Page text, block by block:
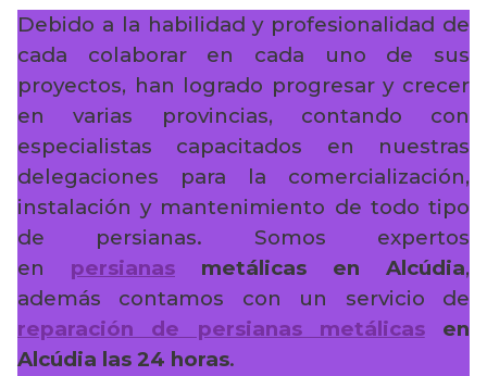
Debido a la habilidad y profesionalidad de
cada colaborar en cada uno de sus
proyectos, han logrado progresar y crecer
en varias provincias, contando con
especialistas capacitados en nuestras
delegaciones para la comercialización,
instalación y mantenimiento de todo tipo
de persianas. Somos expertos
en persianas metálicas en Alcúdia,
además contamos con un servicio de
reparación de persianas metálicasen
Alcúdia las 24 horas.